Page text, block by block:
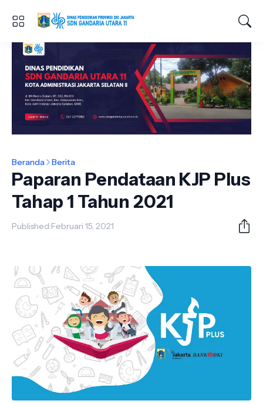
Beranda Berita
Paparan Pendataan KJP Plus
Tahap 1 Tahun 2021
Published:Februari 15, 2021